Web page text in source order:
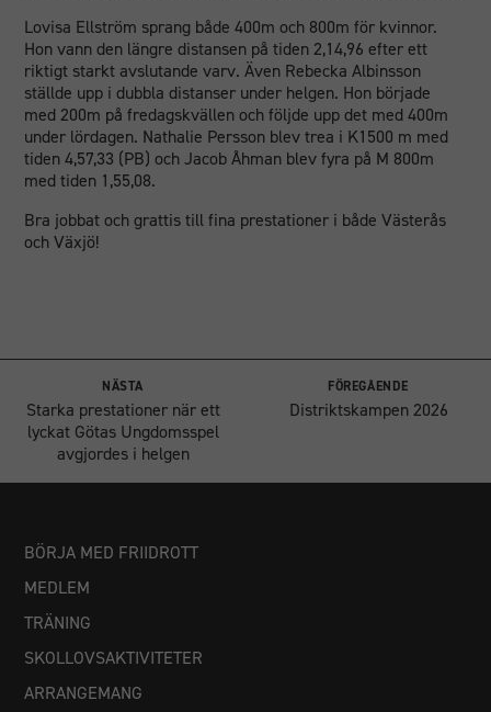
Lovisa Ellström sprang både 400m och 800m för kvinnor.
Hon vann den längre distansen på tiden 2,14,96 efter ett
riktigt starkt avslutande varv. Även Rebecka Albinsson
ställde upp i dubbla distanser under helgen. Hon började
med 200m på fredagskvällen och följde upp det med 400m
under lördagen. Nathalie Persson blev trea i K1500 m med
tiden 4,57,33 (PB) och Jacob Åhman blev fyra på M 800m
med tiden 1,55,08.
Bra jobbat och grattis till fina prestationer i både Västerås
och Växjö!
NÄSTA
Starka prestationer när ett
lyckat Götas Ungdomsspel
avgjordes i helgen
FÖREGÅENDE
Distriktskampen 2026
BÖRJA MED FRIIDROTT
MEDLEM
TRÄNING
SKOLLOVSAKTIVITETER
ARRANGEMANG